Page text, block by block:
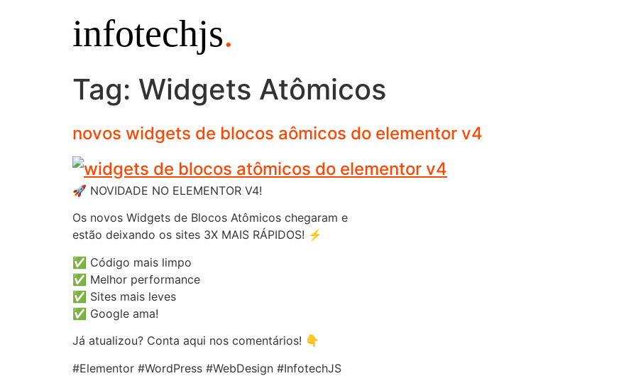
infotechjs.
Tag: Widgets Atômicos
novos widgets de blocos aômicos do elementor v4
🚀 NOVIDADE NO ELEMENTOR V4!
Os novos Widgets de Blocos Atômicos chegaram e
estão deixando os sites 3X MAIS RÁPIDOS! ⚡
✅ Código mais limpo
✅ Melhor performance
✅ Sites mais leves
✅ Google ama!
Já atualizou? Conta aqui nos comentários! 👇
#Elementor #WordPress #WebDesign #InfotechJS